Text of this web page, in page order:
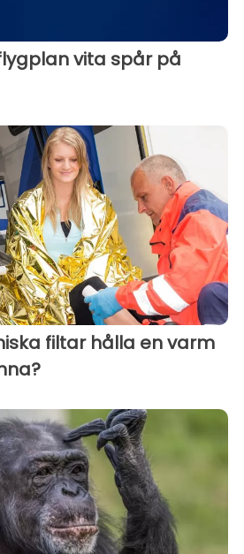
vita spår på
filtar hålla en varm